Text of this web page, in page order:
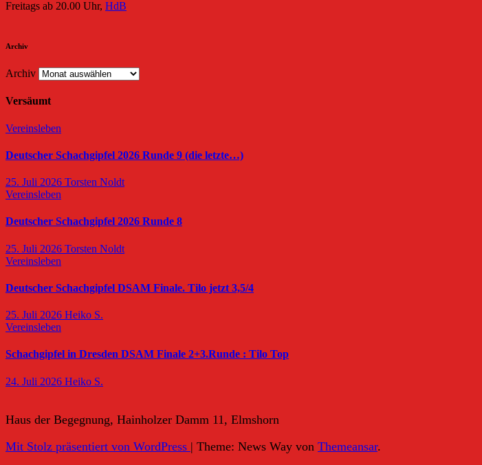
Freitags ab 20.00 Uhr, HdB
Archiv
Archiv
Versäumt
Vereinsleben
Deutscher Schachgipfel 2026 Runde 9 (die letzte…)
25. Juli 2026 Torsten Noldt
Vereinsleben
Deutscher Schachgipfel 2026 Runde 8
25. Juli 2026 Torsten Noldt
Vereinsleben
Deutscher Schachgipfel DSAM Finale. Tilo jetzt 3,5/4
25. Juli 2026 Heiko S.
Vereinsleben
Schachgipfel in Dresden DSAM Finale 2+3.Runde : Tilo Top
24. Juli 2026 Heiko S.
Haus der Begegnung, Hainholzer Damm 11, Elmshorn
Mit Stolz präsentiert von WordPress | Theme: News Way von Themeansar.